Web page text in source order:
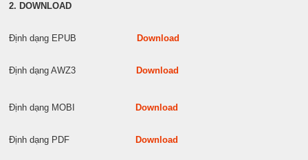
2. DOWNLOAD
Định dạng EPUB Download
Định dạng AWZ3 Download
Định dạng MOBI Download
Định dạng PDF Download